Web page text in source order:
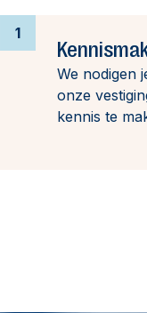
1
We nodigen
onze
kennis te